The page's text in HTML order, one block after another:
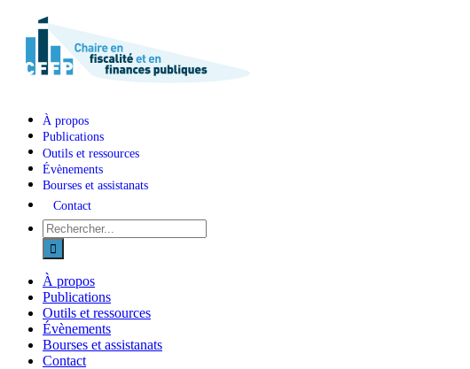
À propos
Publications
Outils et ressources
Évènements
Bourses et assistanats
Contact
Recherche
sur
le
site
:
À propos
Publications
Outils et ressources
Évènements
Bourses et assistanats
Contact